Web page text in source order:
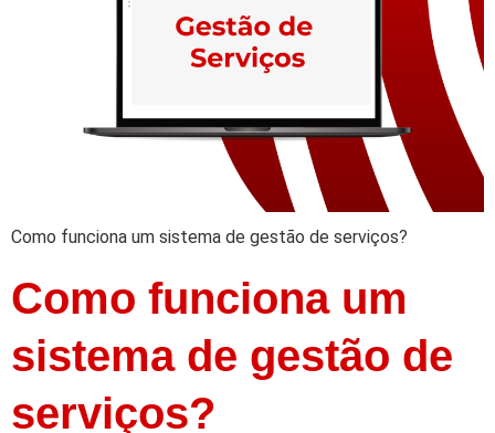
Como funciona um sistema de gestão de serviços?
Como funciona um
sistema de gestão de
serviços?